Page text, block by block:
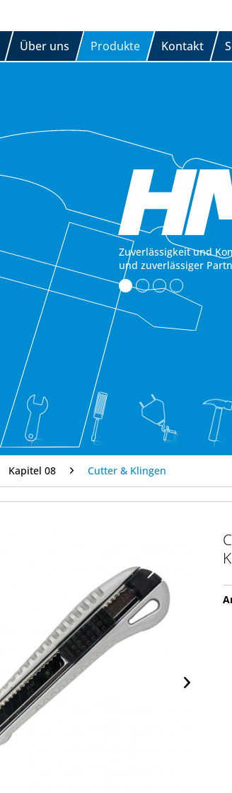
Über uns Produkte Kontakt
Zuverlässigkeit und
und zuverlässiger
Kapitel 08 Cutter & Klingen